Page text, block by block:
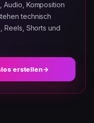
Komposition
technisch
Reels, Shorts und
erstellen→